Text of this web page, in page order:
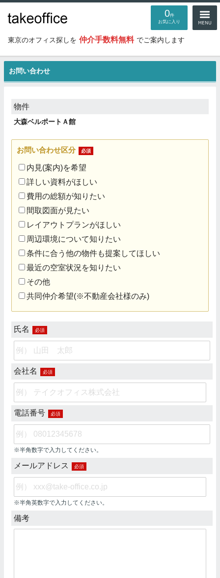
東京のオフィス探しを 仲介手数料無料 でご案内します
0件
お気に入り
お問い合わせ
物件
大森ベルポートＡ館
お問い合わせ区分 必須
内見(案内)を希望
詳しい資料がほしい
費用の総額が知りたい
間取図面が見たい
レイアウトプランがほしい
周辺環境について知りたい
条件に合う他の物件も提案してほしい
最近の空室状況を知りたい
その他
共同仲介希望(※不動産会社様のみ)
氏名 必須
会社名 必須
電話番号 必須
※半角数字で入力してください。
メールアドレス 必須
※半角英数字で入力してください。
備考